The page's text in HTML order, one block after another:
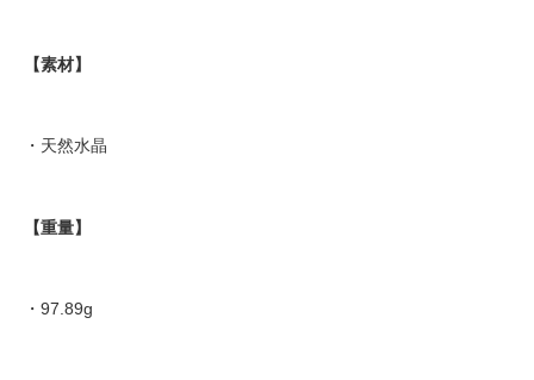
【素材】
・天然水晶
【重量】
・97.89g